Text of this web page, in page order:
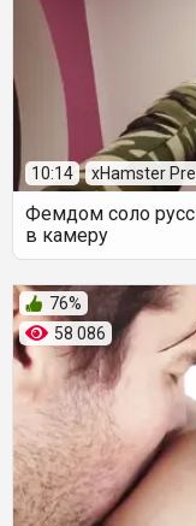
10:14 xHamster
Фемдом соло
в камеру
58 086
76%